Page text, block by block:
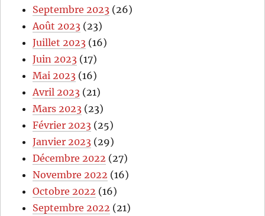
Septembre 2023 (26)
Août 2023 (23)
Juillet 2023 (16)
Juin 2023 (17)
Mai 2023 (16)
Avril 2023 (21)
Mars 2023 (23)
Février 2023 (25)
Janvier 2023 (29)
Décembre 2022 (27)
Novembre 2022 (16)
Octobre 2022 (16)
Septembre 2022 (21)